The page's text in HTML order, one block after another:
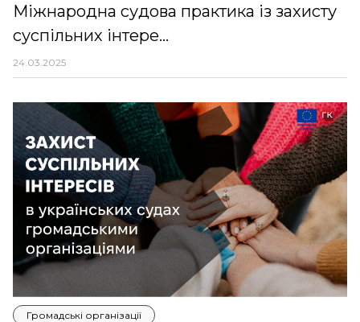
Міжнародна судова практика із захисту
суспільних інтере...
24.03.2025
Громадські організації